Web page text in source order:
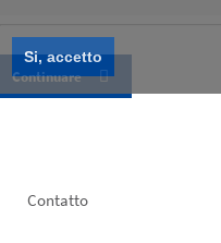
Si, accetto
Footer
Contatto